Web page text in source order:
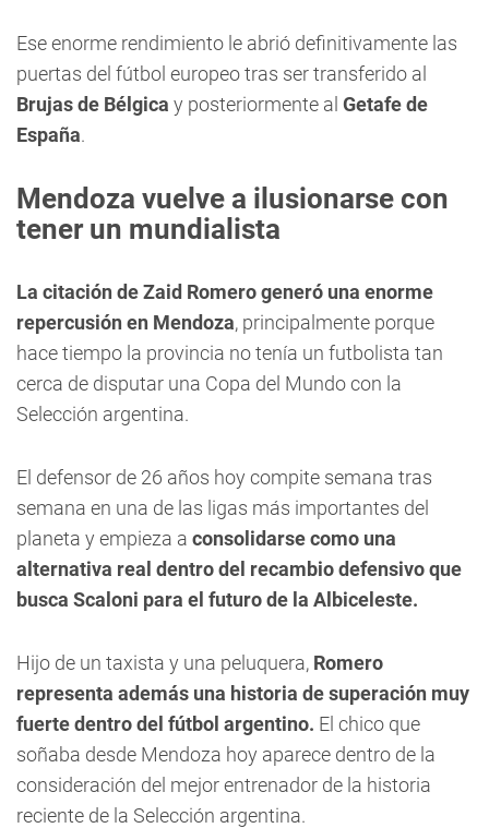
Ese enorme rendimiento le abrió definitivamente las
puertas del fútbol europeo tras ser transferido al
Brujas de Bélgica y posteriormente al Getafe de
España.
Mendoza vuelve a ilusionarse con
tener un mundialista
La citación de Zaid Romero generó una enorme
repercusión en Mendoza, principalmente porque
hace tiempo la provincia no tenía un futbolista tan
cerca de disputar una Copa del Mundo con la
Selección argentina.
El defensor de 26 años hoy compite semana tras
semana en una de las ligas más importantes del
planeta y empieza a consolidarse como una
alternativa real dentro del recambio defensivo que
busca Scaloni para el futuro de la Albiceleste.
Hijo de un taxista y una peluquera, Romero
representa además una historia de superación muy
fuerte dentro del fútbol argentino. El chico que
soñaba desde Mendoza hoy aparece dentro de la
consideración del mejor entrenador de la historia
reciente de la Selección argentina.